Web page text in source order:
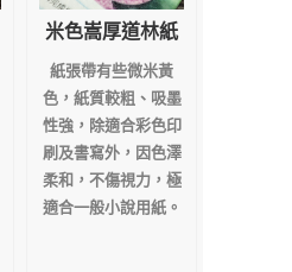
米色嵩厚道林紙
紙張帶有些微米黃
色，紙質較粗、吸墨
性強，除適合彩色印
刷及書寫外，因色澤
柔和，不傷視力，極
適合一般小說用紙。